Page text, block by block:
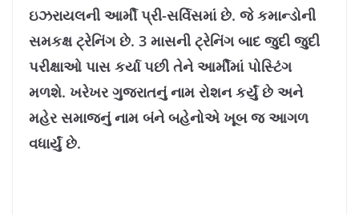
ઇઝરાયલની આર્મી પ્રી-સર્વિસમાં છે. જે કમાન્ડોની
સમકક્ષ ટ્રેનિંગ છે. 3 માસની ટ્રેનિંગ બાદ જુદી જુદી
પરીક્ષાઓ પાસ કર્યા પછી તેને આર્મીમાં પોસ્ટિંગ
મળશે. ખરેખર ગુજરાતનું નામ રોશન કર્યું છે અને
મહેર સમાજનું નામ બંને બહેનોએ ખૂબ જ આગળ
વધાર્યું છે.